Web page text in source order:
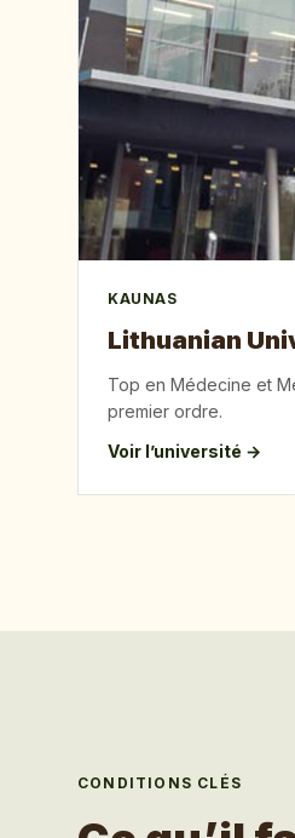
KAUNAS
Lithuanian
Top en Médecine et
premier ordre.
Voir l’université →
CONDITIONS CLÉS